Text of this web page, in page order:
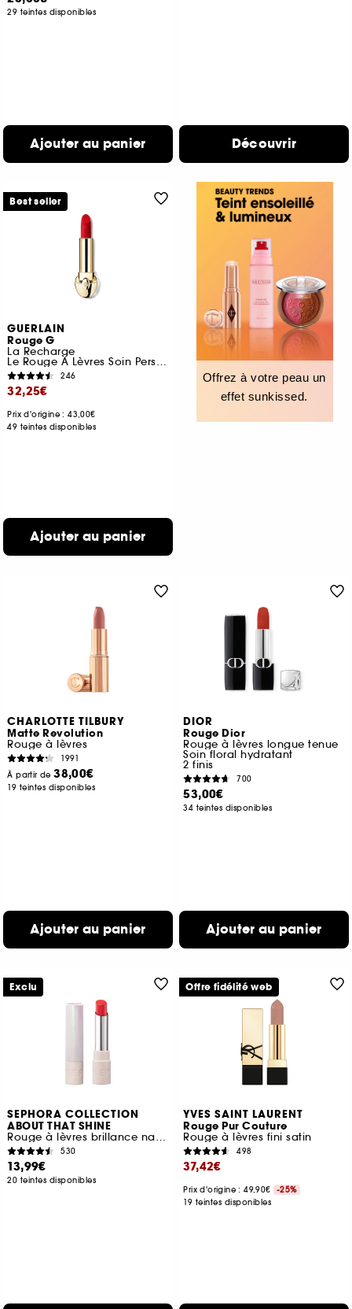
29 teintes disponibles
Ajouter au panier Découvrir
GUERLAIN
Rouge G
La Recharge
Le Rouge À Lèvres Soin Personnalisable
246
32,25€
Prix d'origine : 43,00€
49 teintes disponibles
Ajouter au panier
Best seller
Offrez à votre peau un
effet sunkissed.
CHARLOTTE TILBURY
Matte Revolution
Rouge à lèvres
1991
À partir de38,00€
19 teintes disponibles
Ajouter au panier
DIOR
Rouge Dior
Rouge à lèvres longue tenue
Soin floral hydratant
2 finis
700
53,00€
34 teintes disponibles
Ajouter au panier
SEPHORA COLLECTION
ABOUT THAT SHINE
Rouge à lèvres brillance naturelle
530
13,99€
20 teintes disponibles
Exclu
YVES SAINT LAURENT
Rouge Pur Couture
Rouge à lèvres fini satin
498
37,42€
Prix d'origine : 49,90€
-25%
19 teintes disponibles
Offre fidélité web